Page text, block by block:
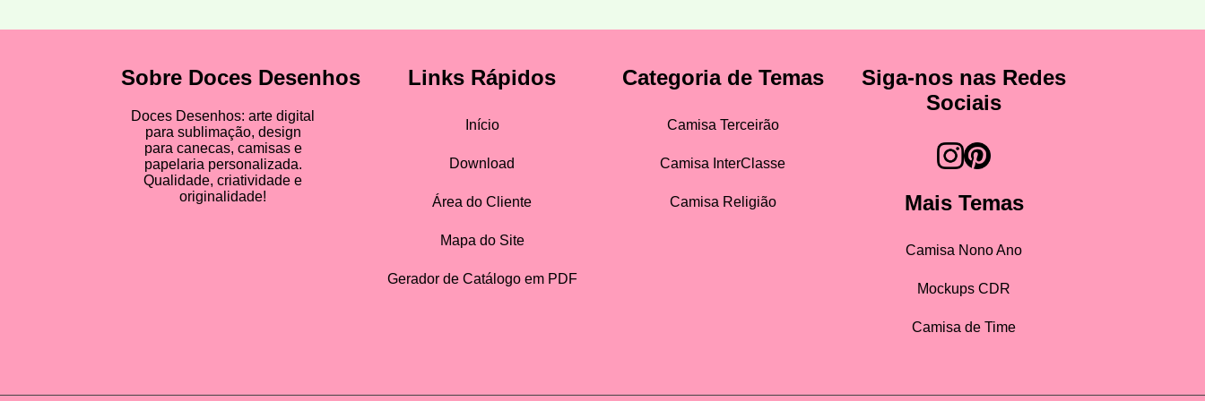
Sobre Doces Desenhos
Doces Desenhos: arte digital
para sublimação, design
para canecas, camisas e
papelaria personalizada.
Qualidade, criatividade e
originalidade!
Links Rápidos
Início
Download
Área do Cliente
Mapa do Site
Gerador de Catálogo em PDF
Categoria de Temas
Camisa Terceirão
Camisa InterClasse
Camisa Religião
Siga-nos nas Redes
Sociais
Mais Temas
Camisa Nono Ano
Mockups CDR
Camisa de Time